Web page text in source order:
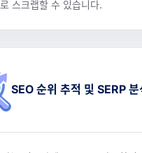
스크랩할 수 있습니다.
SEO 순위 추적 및 SERP 분